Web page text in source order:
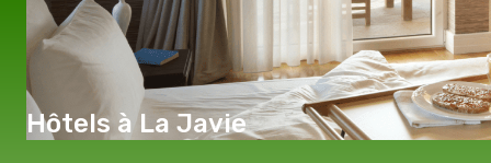
Hôtels à La Javie